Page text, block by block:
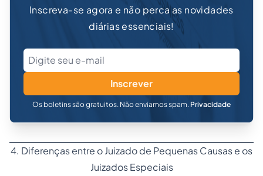
Inscreva-se agora e não perca as novidades
diárias essenciais!
Inscrever
Os boletins são gratuitos. Não enviamos spam. Privacidade
4. Diferenças entre o Juizado de Pequenas Causas e os
Juizados Especiais